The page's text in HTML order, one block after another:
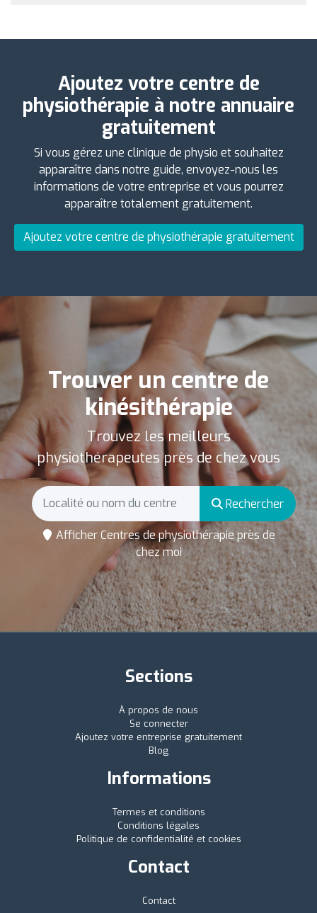
Ajoutez votre centre de
physiothérapie à notre annuaire
gratuitement
Si vous gérez une clinique de physio et souhaitez
apparaître dans notre guide, envoyez-nous les
informations de votre entreprise et vous pourrez
apparaître totalement gratuitement.
Ajoutez votre centre de physiothérapie gratuitement
Trouver un centre de
kinésithérapie
Trouvez les meilleurs
physiothérapeutes près de chez vous
Rechercher
Afficher Centres de physiothérapie près de
chez moi
Sections
À propos de nous
Se connecter
Ajoutez votre entreprise gratuitement
Blog
Informations
Termes et conditions
Conditions légales
Politique de confidentialité et cookies
Contact
Contact